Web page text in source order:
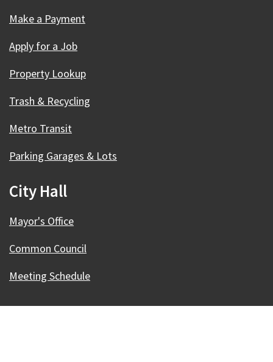
Make a Payment
Apply for a Job
Property Lookup
Trash & Recycling
Metro Transit
Parking Garages & Lots
City Hall
Mayor's Office
Common Council
Meeting Schedule